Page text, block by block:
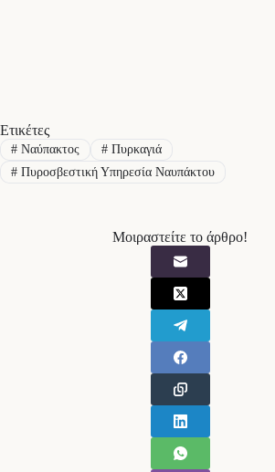
Ετικέτες
#Ναύπακτος #Πυρκαγιά
#Πυροσβεστική Υπηρεσία Ναυπάκτου
Μοιραστείτε το άρθρο!